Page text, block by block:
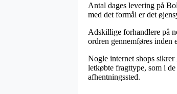
Antal dages levering på
med det formål er det
Adskillige forhandlere på
ordren gennemføres inden
Nogle internet shops
letkøbte fragttype, som i
afhentningssted.